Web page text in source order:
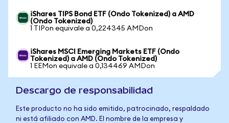
iShares TIPS Bond ETF (Ondo Tokenized) a AMD
(Ondo Tokenized)
1 TIPon equivale a 0,224345 AMDon
iShares MSCI Emerging Markets ETF (Ondo
Tokenized) a AMD (Ondo Tokenized)
1 EEMon equivale a 0,134469 AMDon
Descargo de responsabilidad
Este producto no ha sido emitido, patrocinado, respaldado
ni está afiliado con AMD. El nombre de la empresa y